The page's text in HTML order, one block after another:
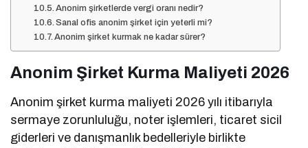
Anonim şirketlerde vergi oranı nedir?
Sanal ofis anonim şirket için yeterli mi?
Anonim şirket kurmak ne kadar sürer?
Anonim Şirket Kurma Maliyeti 2026
Anonim şirket kurma maliyeti 2026 yılı itibarıyla
sermaye zorunluluğu, noter işlemleri, ticaret sicil
giderleri ve danışmanlık bedelleriyle birlikte